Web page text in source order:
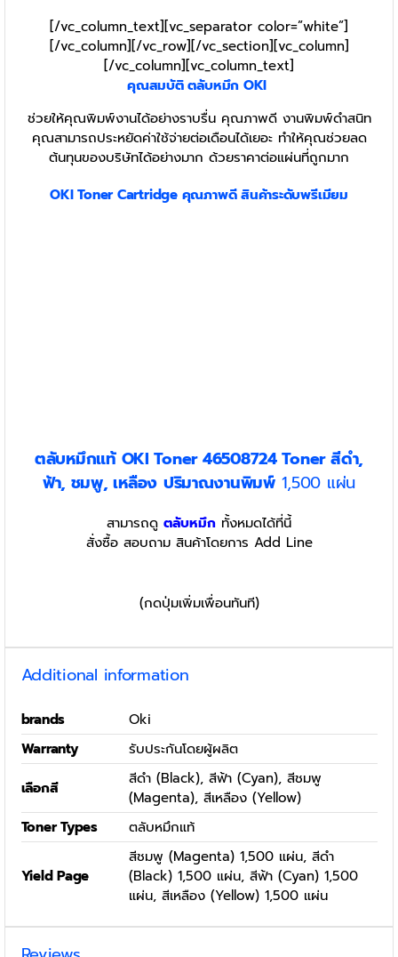
[/vc_column_text][vc_separator color=”white”]
[/vc_column][/vc_row][/vc_section][vc_column]
[/vc_column][vc_column_text]
คุณสมบัติตลับหมึก OKI
ช่วยให้คุณพิมพ์งานได้อย่างราบรื่น คุณภาพดี งานพิมพ์ดำสนิท
คุณสามารถประหยัดค่าใช้จ่ายต่อเดือนได้เยอะ ทำให้คุณช่วยลด
ต้นทุนของบริษัทได้อย่างมาก ด้วยราคาต่อแผ่นที่ถูกมาก
OKITonerCartridge คุณภาพดี สินค้าระดับพรีเมียม
ตลับหมึกแท้ OKI Toner 46508724 Toner สีดำ,
ฟ้า, ชมพู, เหลือง ปริมาณงานพิมพ์1,500 แผ่น
สามารถดู ตลับหมึก ทั้งหมดได้ที่นี้
สั่งซื้อ สอบถาม สินค้าโดยการ Add Line
(กดปุ่มเพิ่มเพื่อนทันที)
Additional information
brands
Oki
Warranty
รับประกันโดยผู้ผลิต
เลือกสี
สีดำ (Black), สีฟ้า (Cyan), สีชมพู
(Magenta), สีเหลือง (Yellow)
Toner Types
ตลับหมึกแท้
Yield Page
สีชมพู (Magenta) 1,500 แผ่น, สีดำ
(Black) 1,500 แผ่น, สีฟ้า (Cyan) 1,500
แผ่น, สีเหลือง (Yellow) 1,500 แผ่น